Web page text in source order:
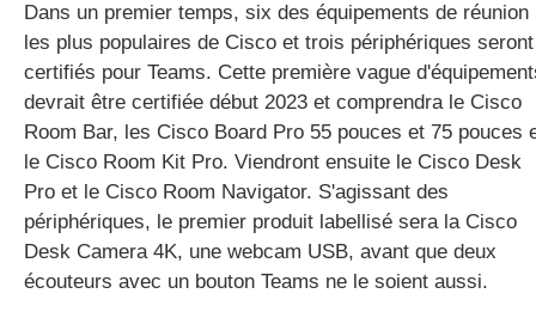
Dans un premier temps, six des équipements de réunion
les plus populaires de Cisco et trois périphériques seront
certifiés pour Teams. Cette première vague
devrait être certifiée début 2023 et comprendra le Cisco
Room Bar, les Cisco Board Pro 55 pouces et 75 pouces
le Cisco Room Kit Pro. Viendront ensuite le Cisco Desk
Pro et le Cisco Room Navigator. S'agissant des
périphériques, le premier produit labellisé sera la Cisco
Desk Camera 4K, une webcam USB, avant que deux
écouteurs avec un bouton Teams ne le soient aussi.